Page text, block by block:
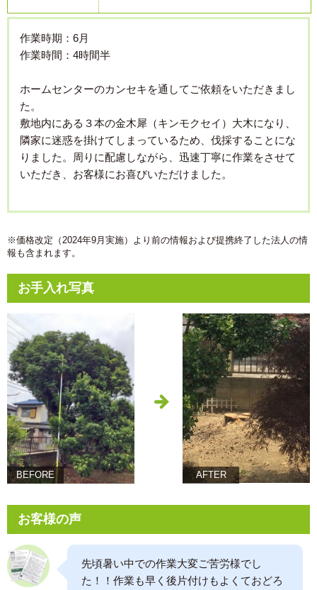
作業時期：6月
作業時間：4時間半
ホームセンターのカンセキを通してご依頼をいただきまし
た。
敷地内にある３本の金木犀（キンモクセイ）大木になり、
隣家に迷惑を掛けてしまっているため、伐採することにな
りました。周りに配慮しながら、迅速丁寧に作業をさせて
いただき、お客様にお喜びいただけました。
※価格改定（2024年9月実施）より前の情報および提携終了した法人の情
報も含まれます。
お手入れ写真
BEFORE AFTER
お客様の声
先頃暑い中での作業大変ご苦労様でし
た！！作業も早く後片付けもよくておどろ